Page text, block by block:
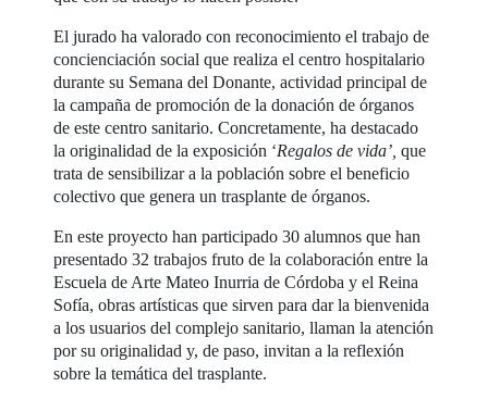
El jurado ha valorado con reconocimiento el trabajo de
concienciación social que realiza el centro hospitalario
durante su Semana del Donante, actividad principal de
la campaña de promoción de la donación de órganos
de este centro sanitario. Concretamente, ha destacado
la originalidad de la exposición ‘Regalos de vida’, que
trata de sensibilizar a la población sobre el beneficio
colectivo que genera un trasplante de órganos.
En este proyecto han participado 30 alumnos que han
presentado 32 trabajos fruto de la colaboración entre la
Escuela de Arte Mateo Inurria de Córdoba y el Reina
Sofía, obras artísticas que sirven para dar la bienvenida
a los usuarios del complejo sanitario, llaman la atención
por su originalidad y, de paso, invitan a la reflexión
sobre la temática del trasplante.